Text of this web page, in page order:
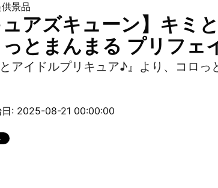
景品
ュアズキューン】キミ
っとまんまる プリフェ
とアイドルプリキュア♪』より、コロ
日: 2025-08-21 00:00:00